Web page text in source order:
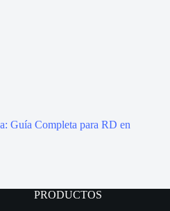
Guía Completa para RD en
PRODUCTOS